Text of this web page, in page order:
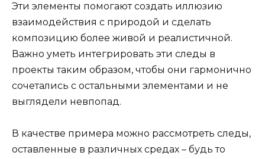
Эти элементы помогают создать иллюзию
взаимодействия с природой и сделать
композицию более живой и реалистичной.
Важно уметь интегрировать эти следы в
проекты таким образом, чтобы они гармонично
сочетались с остальными элементами и не
выглядели невпопад.
В качестве примера можно рассмотреть следы,
оставленные в различных средах – будь то